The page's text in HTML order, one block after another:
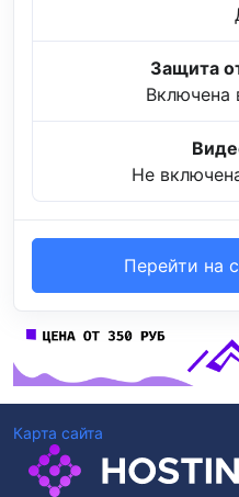
Защита
Включена
Не
Перейти на
Карта сайта